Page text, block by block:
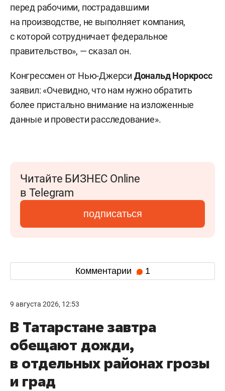
перед рабочими, пострадавшими
на производстве, не выполняет компания,
с которой сотрудничает федеральное
правительство», — сказал он.
Конгрессмен от Нью-Джерси Дональд Норкросс
заявил: «Очевидно, что нам нужно обратить
более пристально внимание на изложенные
данные и провести расследование».
Читайте БИЗНЕС Online
в Telegram
подписаться
Комментарии 1
9 августа 2026, 12:53
В Татарстане завтра
обещают дожди,
в отдельных районах грозы
и град